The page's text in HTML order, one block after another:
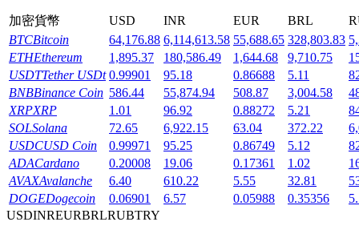
機槍池
一鍵質押鎖定高收益
Launchpool
加密貨幣 USD INR EUR BRL
BTCBitcoin 64,176.88 6,114,613.58 55,688.65 328,803.83
ETHEthereum 1,895.37 180,586.49 1,644.68 9,710.75
USDTTether USDt 0.99901 95.18 0.86688 5.11
BNBBinance Coin 586.44 55,874.94 508.87 3,004.58
XRPXRP 1.01 96.92 0.88272 5.21
SOLSolana 72.65 6,922.15 63.04 372.22
USDCUSD Coin 0.99971 95.25 0.86749 5.12
ADACardano 0.20008 19.06 0.17361 1.02
AVAXAvalanche 6.40 610.22 5.55 32.81
DOGEDogecoin 0.06901 6.57 0.05988 0.35356
USDINREURBRLRUBTRY